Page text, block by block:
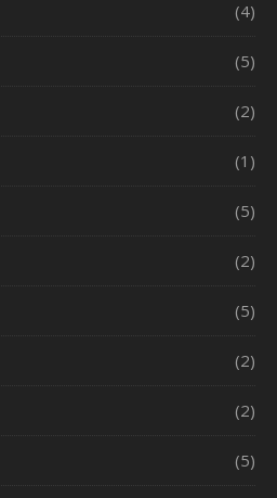
(4)
(5)
(2)
(1)
(5)
(2)
(5)
(2)
(2)
(5)